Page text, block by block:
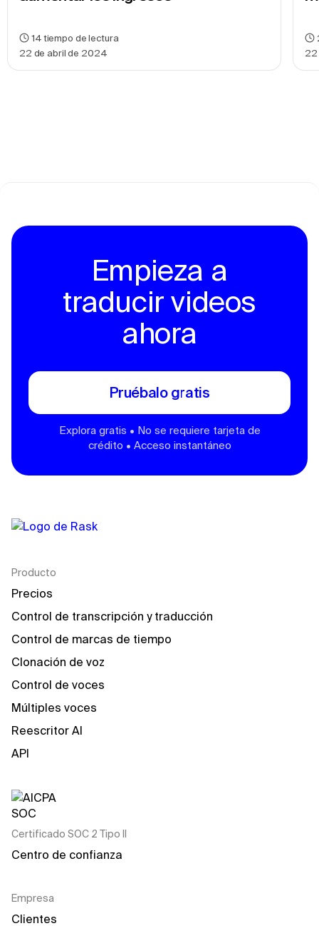
22 de abril de 2024
14 tiempo de lectura
22
Empieza a
traducir videos
ahora
Pruébalo gratis
Explora gratis • No se requiere tarjeta de
crédito • Acceso instantáneo
Producto
Precios
Control de transcripción y traducción
Control de marcas de tiempo
Clonación de voz
Control de voces
Múltiples voces
Reescritor AI
API
Certificado SOC 2 Tipo II
Centro de confianza
Empresa
Clientes